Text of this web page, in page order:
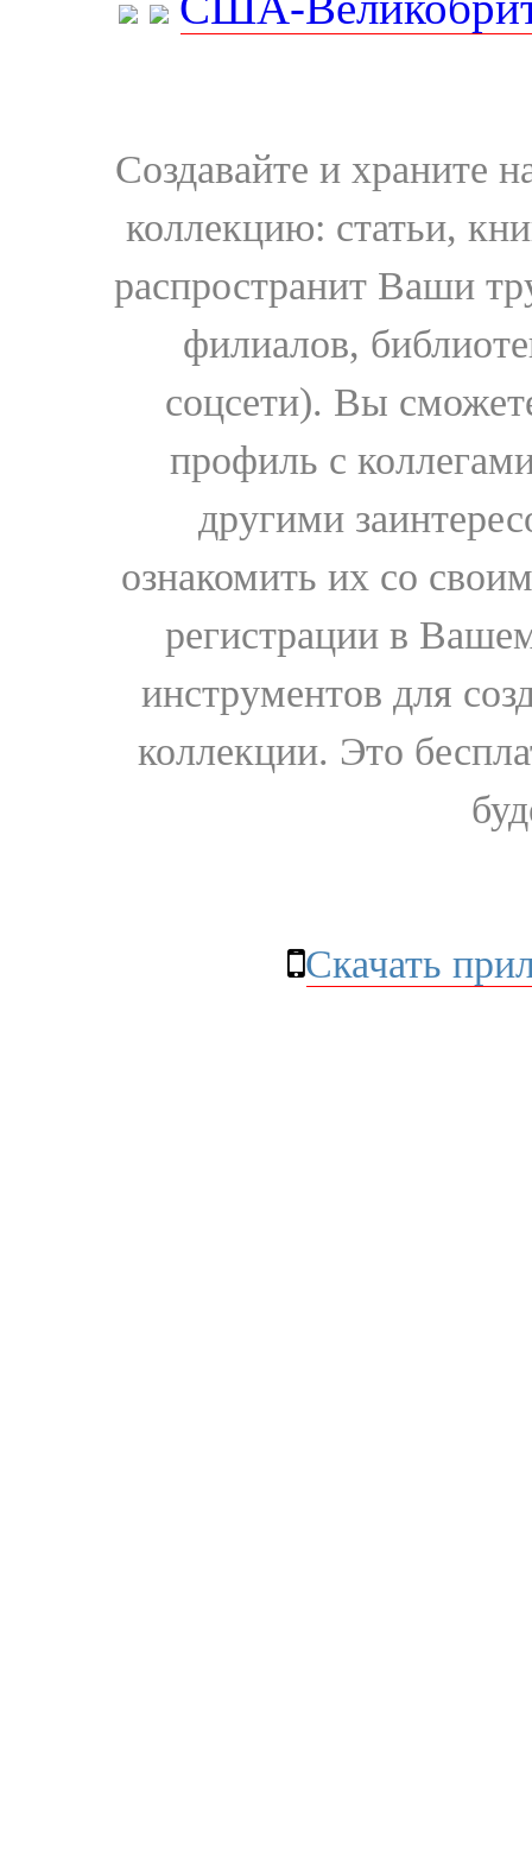
Создавайте и храните
коллекцию: статьи,
распространит Ваши
филиалов,
соцсети). Вы
профиль с
другими
ознакомить их со
регистрации в
инструментов для
коллекции. Это
Скачать